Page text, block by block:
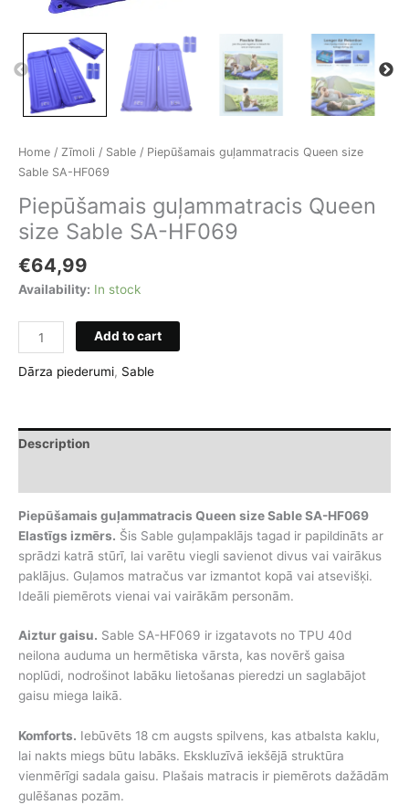
Home / Zīmoli / Sable / Piepūšamais guļammatracis Queen size
Sable SA-HF069
Piepūšamais guļammatracis Queen
size Sable SA-HF069
€64,99
Availability: In stock
Piepūšamais
guļammatracis
Queen
SA-
HF069
Add to cart
Dārza piederumi, Sable
Description
Piepūšamais guļammatracis Queen size Sable SA-HF069
Elastīgs izmērs. Šis Sable guļampaklājs tagad ir papildināts ar
sprādzi katrā stūrī, lai varētu viegli savienot divus vai vairākus
paklājus. Guļamos matračus var izmantot kopā vai atsevišķi.
Ideāli piemērots vienai vai vairākām personām.
Aiztur gaisu. Sable SA-HF069 ir izgatavots no TPU 40d
neilona auduma un hermētiska vārsta, kas novērš gaisa
noplūdi, nodrošinot labāku lietošanas pieredzi un saglabājot
gaisu miega laikā.
Komforts. Iebūvēts 18 cm augsts spilvens, kas atbalsta kaklu,
lai nakts miegs būtu labāks. Ekskluzīvā iekšējā struktūra
vienmērīgi sadala gaisu. Plašais matracis ir piemērots dažādām
gulēšanas pozām.